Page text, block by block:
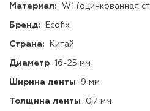
Материал: W1 (оцинкованная
Бренд: Ecofix
Страна: Китай
Диаметр 16-25 мм
Ширина ленты 9 мм
Толщина ленты 0,7 мм